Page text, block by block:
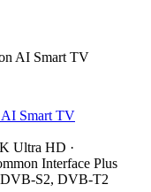
Smart TV
Ultra HD ·
Interface Plus
S2, DVB-T2